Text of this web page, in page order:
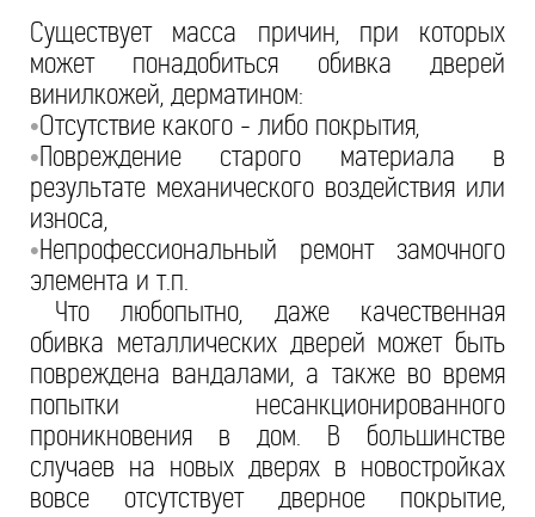
Существует масса причин, при которых
может понадобиться обивка дверей
винилкожей, дерматином:
•Отсутствие какого - либо покрытия,
•Повреждение старого материала в
результате механического воздействия или
износа,
•Непрофессиональный ремонт замочного
элемента и т.п.
Что любопытно, даже качественная
обивка металлических дверей может быть
повреждена вандалами, а также во время
попытки несанкционированного
проникновения в дом. В большинстве
случаев на новых дверях в новостройках
вовсе отсутствует дверное покрытие,